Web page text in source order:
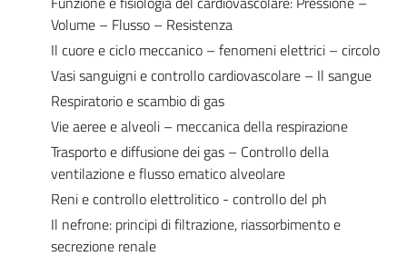
Volume – Flusso – Resistenza
Il cuore e ciclo meccanico – fenomeni elettrici – circolo
Vasi sanguigni e controllo cardiovascolare – Il sangue
Respiratorio e scambio di gas
Vie aeree e alveoli – meccanica della respirazione
Trasporto e diffusione dei gas – Controllo della
ventilazione e flusso ematico alveolare
Reni e controllo elettrolitico - controllo del ph
Il nefrone: principi di filtrazione, riassorbimento e
secrezione renale